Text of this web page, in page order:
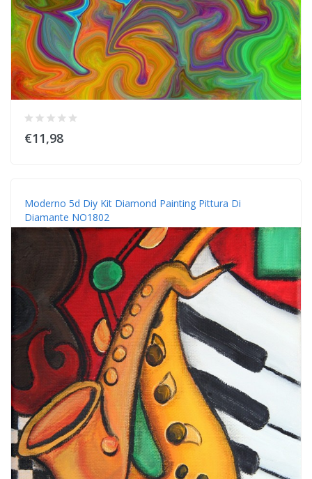
€11,98
Moderno 5d Diy Kit Diamond Painting Pittura Di
Diamante NO1802